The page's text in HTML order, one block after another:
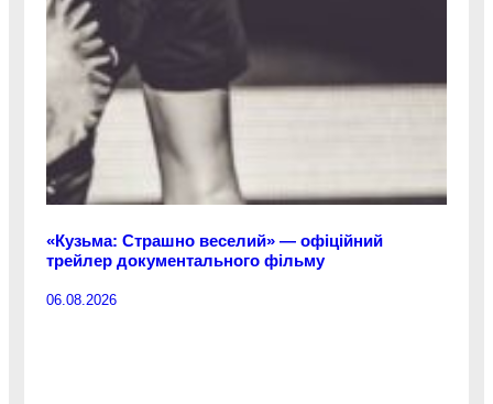
«Кузьма: Страшно веселий» — офіційний
трейлер документального фільму
06.08.2026